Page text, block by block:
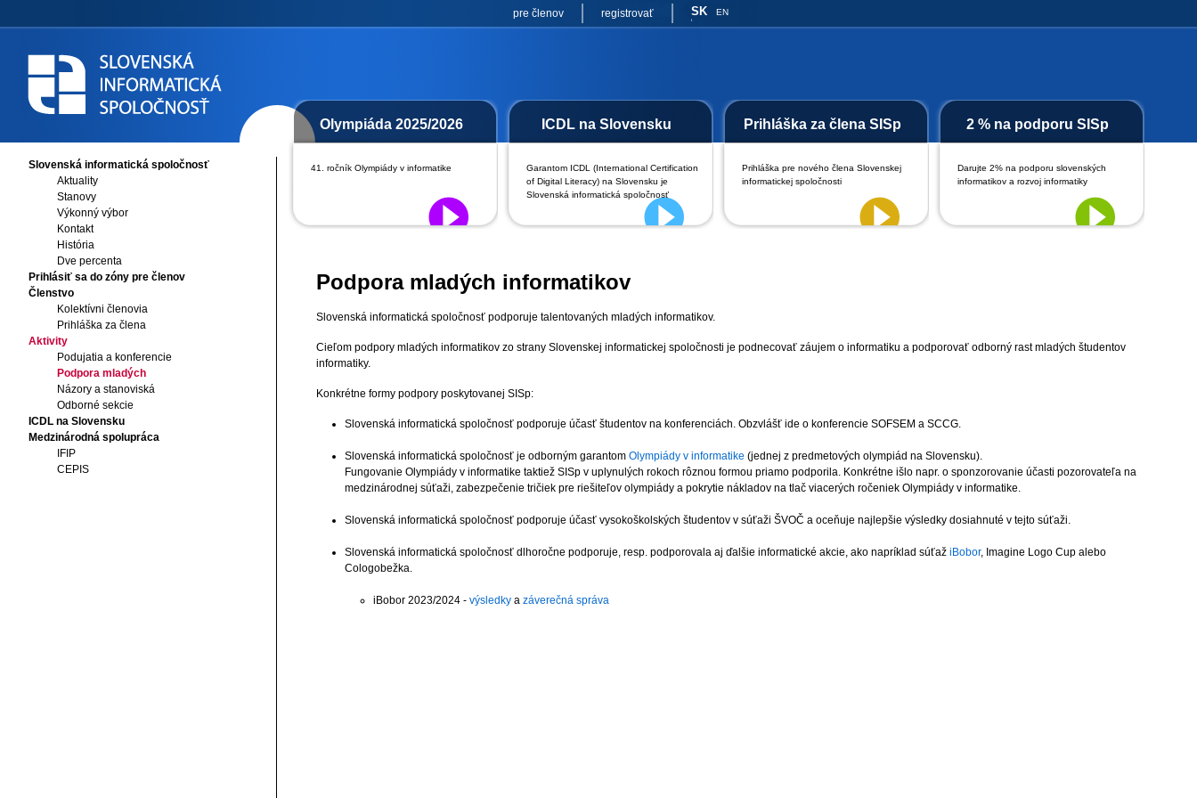
pre členov registrovať SK EN
Slovenská informatická spoločnosť
Aktuality
Stanovy
Výkonný výbor
Kontakt
História
Dve percenta
Prihlásiť sa do zóny pre členov
Členstvo
Kolektívni členovia
Prihláška za člena
Aktivity
Podujatia a konferencie
Podpora mladých
Názory a stanoviská
Odborné sekcie
ICDL na Slovensku
Medzinárodná spolupráca
IFIP
CEPIS
Podpora mladých informatikov
Slovenská informatická spoločnosť podporuje talentovaných mladých informatikov.
Cieľom podpory mladých informatikov zo strany Slovenskej informatickej spoločnosti je podnecovať záujem o informatiku a podporovať odborný rast mladých študentov
informatiky.
Konkrétne formy podpory poskytovanej SISp:
Slovenská informatická spoločnosť podporuje účasť študentov na konferenciách. Obzvlášť ide o konferencie SOFSEM a SCCG.
Slovenská informatická spoločnosť je odborným garantom Olympiády v informatike (jednej z predmetových olympiád na Slovensku).
Fungovanie Olympiády v informatike taktiež SISp v uplynulých rokoch rôznou formou priamo podporila. Konkrétne išlo napr. o sponzorovanie účasti pozorovateľa na
medzinárodnej súťaži, zabezpečenie tričiek pre riešiteľov olympiády a pokrytie nákladov na tlač viacerých ročeniek Olympiády v informatike.
Slovenská informatická spoločnosť podporuje účasť vysokoškolských študentov v súťaži ŠVOČ a oceňuje najlepšie výsledky dosiahnuté v tejto súťaži.
Slovenská informatická spoločnosť dlhoročne podporuje, resp. podporovala aj ďalšie informatické akcie, ako napríklad súťaž iBobor, Imagine Logo Cup alebo
Cologobežka.
iBobor 2023/2024 - výsledky a záverečná správa
Olympiáda 2025/2026
41. ročník Olympiády v informatike
ICDL na Slovensku
Garantom ICDL (International Certification
of Digital Literacy) na Slovensku je
Slovenská informatická spoločnosť
Prihláška za člena SISp
Prihláška pre nového člena Slovenskej
informatickej spoločnosti
2 % na podporu SISp
Darujte 2% na podporu slovenských
informatikov a rozvoj informatiky